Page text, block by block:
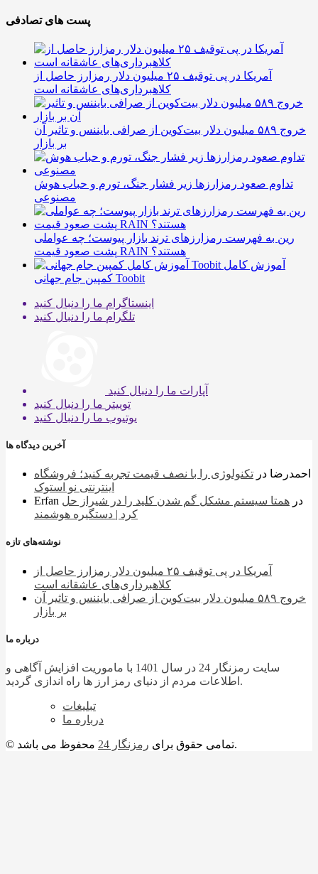
پست های تصادفی
آمریکا در پی توقیف ۲۵ میلیون دلار رمزارز حاصل از
کلاهبرداری‌های عاشقانه است
خروج ۵۸۹ میلیون دلار بیت‌کوین از صرافی بایننس و تاثیر آن
بر بازار
تداوم صعود رمزارزها زیر فشار جنگ، تورم و حباب هوش
مصنوعی
رین به فهرست رمزارزهای ترند بازار پیوست؛ چه عواملی
پشت صعود قیمت RAIN هستند؟
آموزش کامل
کمپین جام جهانی Toobit
اینستاگرام ما را دنبال کنید
تلگرام ما را دنبال کنید
آپارات ما را دنبال کنید
توییتر ما را دنبال کنید
یوتیوب ما را دنبال کنید
آخرین دیدگاه ها
احمدرضا در تکنولوژی را با نصف قیمت تجربه کنید؛ فروشگاه
اینترنتی نو استوک
Erfan
در همتا سیستم مشکل گم شدن کلید را در شیراز حل
کرد | دستگیره هوشمند
نوشته‌های تازه
آمریکا در پی توقیف ۲۵ میلیون دلار رمزارز حاصل از
کلاهبرداری‌های عاشقانه است
خروج ۵۸۹ میلیون دلار بیت‌کوین از صرافی بایننس و تاثیر آن
بر بازار
درباره ما
سایت رمزنگار 24 در سال 1401 با ماموریت افزایش آگاهی و
اطلاعات مردم از دنیای رمز ارز ها راه اندازی گردید.
تبلیغات
درباره ما
© تمامی حقوق برای رمزنگار 24 محفوظ می باشد.